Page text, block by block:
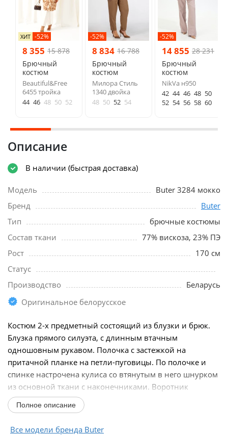
ХИТ -52%
8 355 15 878
Брючный
костюм
Beautiful&Free
6455 тройка
44 46 48 50 52
-52%
8 834 16 788
Брючный
костюм
Милора Стиль
1340 двойка
48 50 52 54
-52%
14 855 28 231
Брючный
костюм
NikVa н950
42 44 46 48 50
52 54 56 58 60
Описание
В наличии (быстрая доставка)
Модель
Buter 3284 мокко
Бренд
Buter
Тип
брючные костюмы
Состав ткани
77% вискоза, 23% ПЭ
Рост
170 см
Статус
Производство
Беларусь
Оригинальное белорусское
Костюм 2-х предметный состоящий из блузки и брюк.
Блузка прямого силуэта, с длинным втачным
одношовным рукавом. Полочка с застежкой на
притачной планке на петли-пуговицы. По полочке и
спинке настрочена кулиса со втянутым в него шнурком
из основной ткани с наконечниками. Воротник
рубашечный...
Полное описание
Все модели бренда Buter